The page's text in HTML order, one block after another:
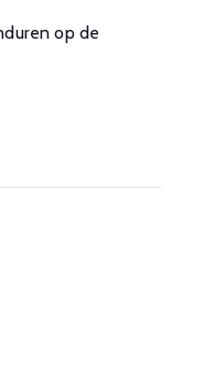
op de